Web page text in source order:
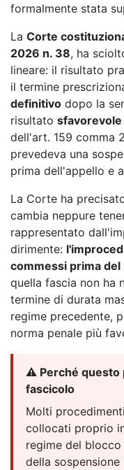
formalmente stata
La Corte
2026 n. 38, ha
lineare: il risultato
il termine
definitivo dopo la
risultato
dell'art. 159 comma
prevedeva una
prima dell'appello e
La Corte ha
cambia neppure
rappresentato
dirimente:
commessi prima del
quella fascia non ha
termine di durata
regime precedente,
norma penale più
⚠️ Perché questo
fascicolo
Molti
collocati proprio
regime del
della